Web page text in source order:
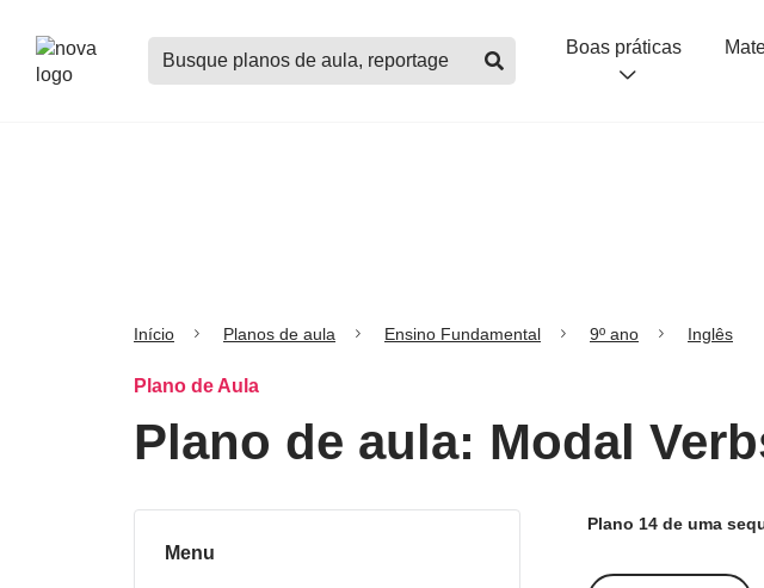
Buscar
planos
Boas práticas
Início Planos de aula Ensino Fundamental 9º ano Inglês
Plano de Aula
Plano de aula: Modal
Menu
Plano 14 de uma